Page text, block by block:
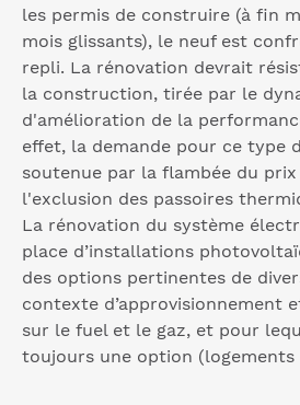
les permis de construire (à fin
mois glissants), le neuf est
repli. La rénovation devrait
la construction, tirée par le
d'amélioration de la
effet, la demande pour ce type
soutenue par la flambée du
l'exclusion des passoires
La rénovation du système
place d’installations
des options pertinentes de
contexte d’approvisionnement
sur le fuel et le gaz, et pour
toujours une option (logements